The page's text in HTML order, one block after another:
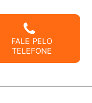
FALE PELO
TELEFONE